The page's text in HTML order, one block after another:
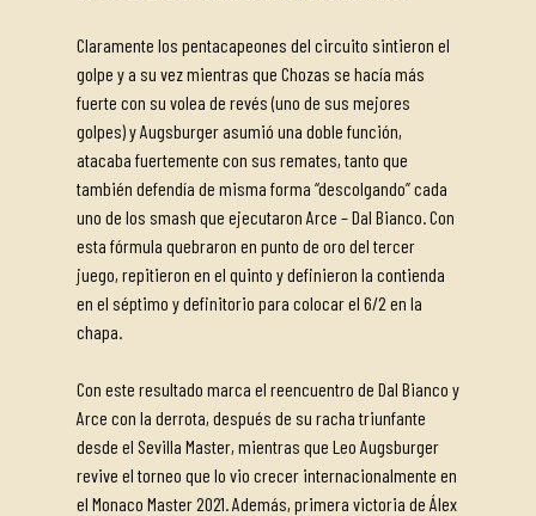
Claramente los pentacapeones del circuito sintieron el
golpe y a su vez mientras que Chozas se hacía más
fuerte con su volea de revés (uno de sus mejores
golpes) y Augsburger asumió una doble función,
atacaba fuertemente con sus remates, tanto que
también defendía de misma forma “descolgando” cada
uno de los smash que ejecutaron Arce – Dal Bianco. Con
esta fórmula quebraron en punto de oro del tercer
juego, repitieron en el quinto y definieron la contienda
en el séptimo y definitorio para colocar el 6/2 en la
chapa.
Con este resultado marca el reencuentro de Dal Bianco y
Arce con la derrota, después de su racha triunfante
desde el Sevilla Master, mientras que Leo Augsburger
revive el torneo que lo vio crecer internacionalmente en
el Monaco Master 2021. Además, primera victoria de Álex